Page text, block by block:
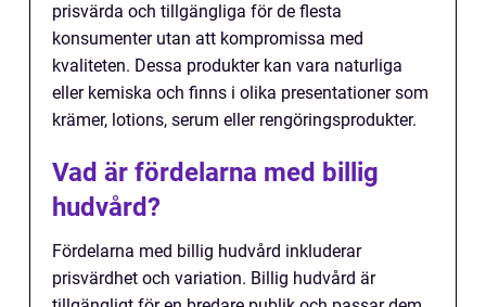
prisvärda och tillgängliga för de flesta
konsumenter utan att kompromissa med
kvaliteten. Dessa produkter kan vara naturliga
eller kemiska och finns i olika presentationer som
krämer, lotions, serum eller rengöringsprodukter.
Vad är fördelarna med billig
hudvård?
Fördelarna med billig hudvård inkluderar
prisvärdhet och variation. Billig hudvård är